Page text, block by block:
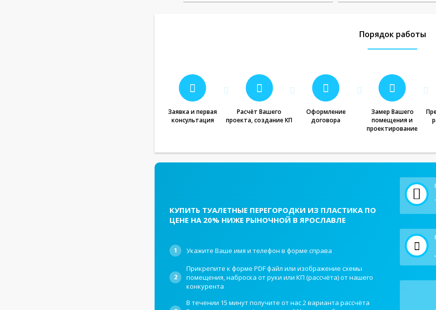
Порядок работы
Заявка и первая
консультация
Расчёт Вашего
проекта, создание КП
Оформление
договора
Замер Вашего
помещения и
проектирование
КУПИТЬ ТУАЛЕТНЫЕ ПЕРЕГОРОДКИ ИЗ ПЛАСТИКА ПО
ЦЕНЕ НА 20% НИЖЕ РЫНОЧНОЙ В ЯРОСЛАВЛЕ
1 Укажите Ваше имя и телефон в форме справа
2
Прикрепите к форме PDF файл или изображение схемы
помещения, наброска от руки или КП (рассчёта) от нашего
конкурента
В течении 15 минут получите от нас 2 варианта рассчёта